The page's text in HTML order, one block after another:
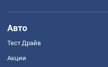
Авто
Тест Драйв
Акции